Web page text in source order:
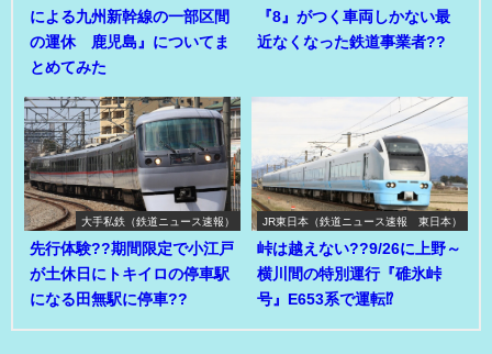
による九州新幹線の一部区間
の運休 鹿児島』についてま
とめてみた
『8』がつく車両しかない最
近なくなった鉄道事業者??
大手私鉄（鉄道ニュース速報）
先行体験??期間限定で小江戸
が土休日にトキイロの停車駅
になる田無駅に停車??
JR東日本（鉄道ニュース速報 東日本）
峠は越えない??9/26に上野～
横川間の特別運行『碓氷峠
号』E653系で運転⁉